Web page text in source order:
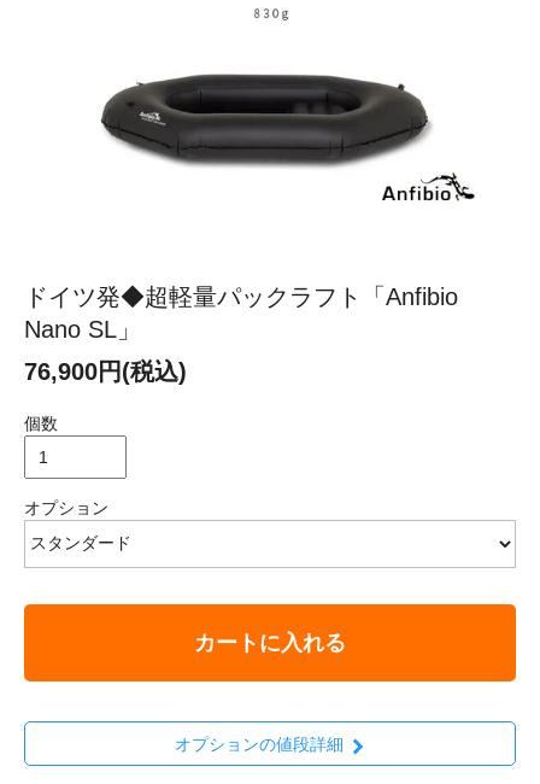
ドイツ発◆超軽量パックラフト「Anfibio
Nano SL」
76,900円(税込)
個数
オプション
カートに入れる
オプションの値段詳細